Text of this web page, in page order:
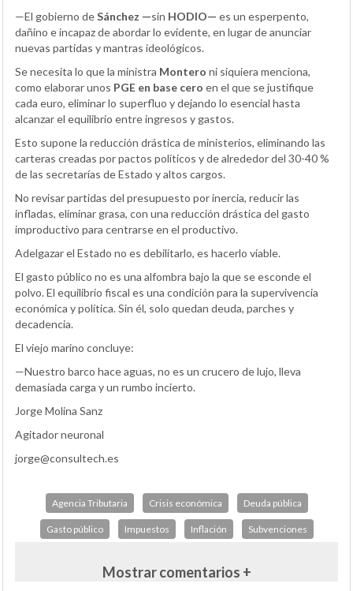
—El gobierno deSánchez —sin HODIO— es un esperpento,
dañino e incapaz de abordar lo evidente, en lugar de anunciar
nuevas partidas y mantras ideológicos.
Se necesita lo que la ministra Montero ni siquiera menciona,
como elaborar unos PGE en base cero en el que se justifique
cada euro, eliminar lo superfluo y dejando lo esencial hasta
alcanzar el equilibrio entre ingresos y gastos.
Esto supone la reducción drástica de ministerios, eliminando las
carteras creadas por pactos políticos y de alrededor del 30-40 %
de las secretarías de Estado y altos cargos.
No revisar partidas del presupuesto por inercia, reducir las
infladas, eliminar grasa, con una reducción drástica del gasto
improductivo para centrarse en el productivo.
Adelgazar el Estado no es debilitarlo, es hacerlo viable.
El gasto público no es una alfombra bajo la que se esconde el
polvo. El equilibrio fiscal es una condición para la supervivencia
económica y política. Sin él, solo quedan deuda, parches y
decadencia.
El viejo marino concluye:
—Nuestro barco hace aguas, no es un crucero de lujo, lleva
demasiada carga y un rumbo incierto.
Jorge Molina Sanz
Agitador neuronal
jorge@consultech.es
Agencia Tributaria Crisis económica Deuda pública
Gasto público Impuestos Inflación Subvenciones
Mostrar comentarios +